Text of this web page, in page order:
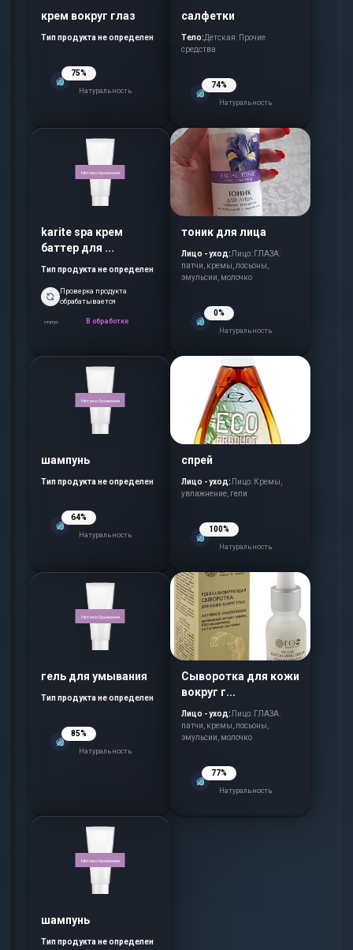
крем вокруг глаз
Тип продукта не определен
75%
Натуральность
салфетки
Тело:Детская: Прочие
средства
74%
Натуральность
Нет изображения
karite spa крем
баттер для ...
Тип продукта не определен
Проверка продукта
обрабатывается
статус В обработке
тоник для лица
Лицо - уход:Лицо: ГЛАЗА:
патчи, кремы, лосьоны,
эмульсии, молочко
0%
Натуральность
Нет изображения
шампунь
Тип продукта не определен
64%
Натуральность
спрей
Лицо - уход:Лицо: Кремы,
увлажнение, гели
100%
Натуральность
Нет изображения
гель для умывания
Тип продукта не определен
85%
Натуральность
Сыворотка для кожи
вокруг г...
Лицо - уход:Лицо: ГЛАЗА:
патчи, кремы, лосьоны,
эмульсии, молочко
77%
Натуральность
Нет изображения
шампунь
Тип продукта не определен